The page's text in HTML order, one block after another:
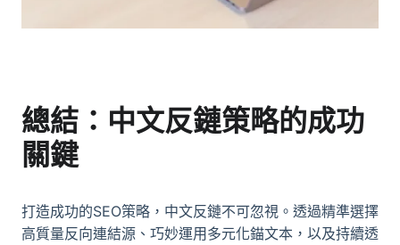
總結：中文反鏈策略的成功
關鍵
打造成功的SEO策略，中文反鏈不可忽視。透過精準選擇
高質量反向連結源、巧妙運用多元化錨文本，以及持續透